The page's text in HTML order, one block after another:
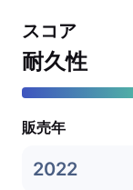
スコア
耐久性
販売年
2022